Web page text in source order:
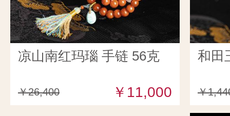
凉山南红玛瑙 手链 56克
￥26,400 ￥11,000
和田
￥